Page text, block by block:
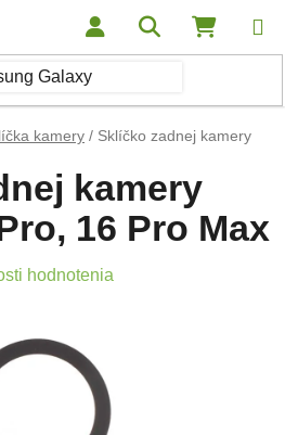
Hľadať
kamery / Sklíčko zadnej kamery
kamery
16 Pro Max
je 0,0 z 5 hviezdičiek.
hodnotenia